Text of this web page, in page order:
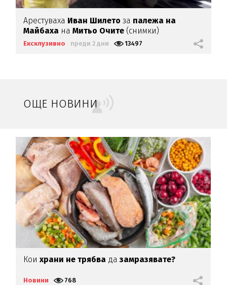
Арестуваха Иван Шилетоза палежа на
Майбаха наМитьо Очите (снимки)
Ексклузивно преди 2 дни 13497
ОЩЕ НОВИНИ
Коихрани не трябва дазамразявате?
Новини 768